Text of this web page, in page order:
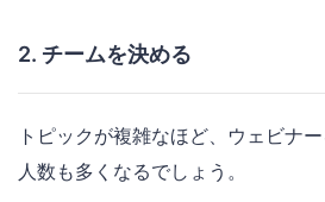
2. チームを決める
トピックが複雑なほど、ウェビナ
人数も多くなるでしょう。